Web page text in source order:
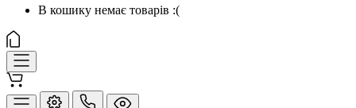
В кошику немає товарів :(